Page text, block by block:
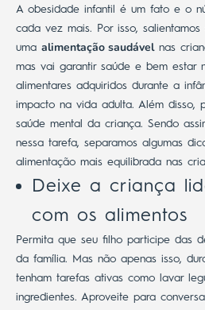
A obesidade infantil é um fato e o
cada vez mais. Por isso,
uma alimentação saudávelnas
mas vai garantir saúde e bem estar
alimentares adquiridos durante a
impacto na vida adulta. Além disso,
saúde mental da criança. Sendo
nessa tarefa, separamos algumas
alimentação mais equilibrada nas
Deixe a criança
com os alimentos
Permita que seu filho participe das
da família. Mas não apenas isso,
tenham tarefas ativas como lavar
ingredientes. Aproveite para